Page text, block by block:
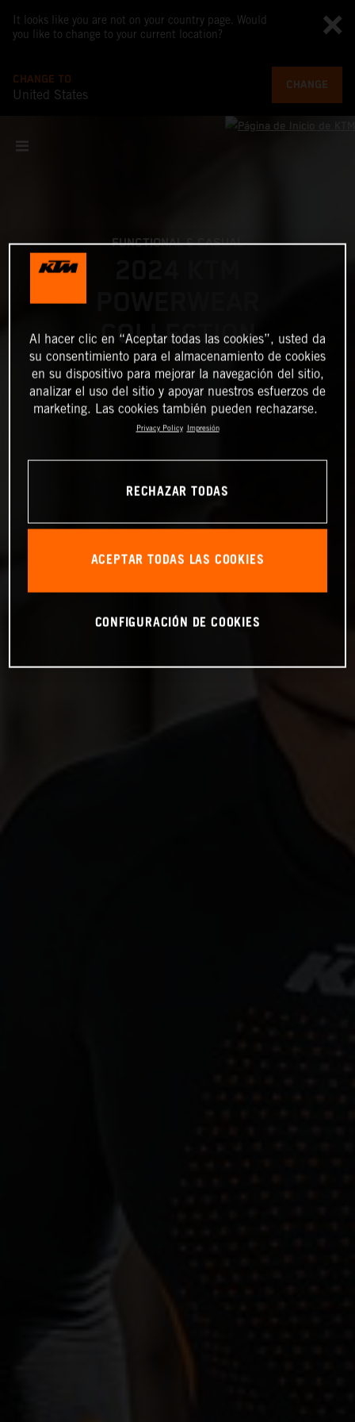
It looks like you are not on your country page. Would
you like to change to your current location?
CHANGE TO
United States
CHANGE
FUNCTIONAL & CASUAL
COLLECTION
Al hacer clic en “Aceptar todas las cookies”, usted da
su consentimiento para el almacenamiento de cookies
en su dispositivo para mejorar la navegación del sitio,
analizar el uso del sitio y apoyar nuestros esfuerzos de
marketing. Las cookies también pueden rechazarse.
Privacy Policy Impresión
RECHAZAR TODAS
ACEPTAR TODAS LAS COOKIES
CONFIGURACIÓN DE COOKIES